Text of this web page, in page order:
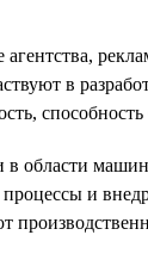
в
области
и